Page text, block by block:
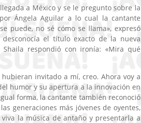
a México y se le pregunto sobre la
Ángela Aguilar a lo cual la cantante
puede, no sé cómo se llama», expresó
el título exacto de la nueva
respondió con ironía: «Mira qué
invitado a mí, creo. Ahora voy a
humor y su apertura a la innovación en
forma, la cantante también reconoció
generaciones más jóvenes de oyentes,
la música de antaño y presentarla a